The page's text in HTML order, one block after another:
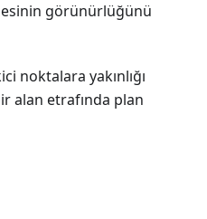
görünürlüğünü
noktalara yakınlığı
alan etrafında plan